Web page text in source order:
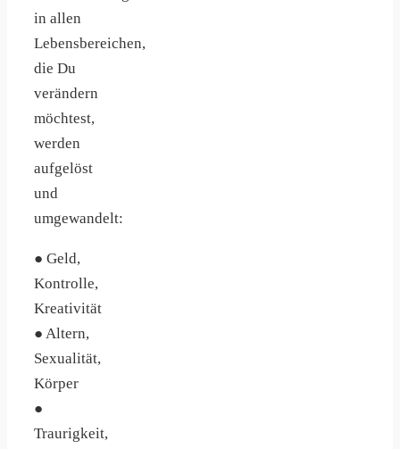
in allen
Lebensbereichen,
die Du
verändern
möchtest,
werden
aufgelöst
und
umgewandelt:
● Geld,
Kontrolle,
Kreativität
● Altern,
Sexualität,
Körper
●
Traurigkeit,